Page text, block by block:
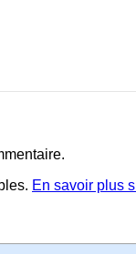
En savoir plus